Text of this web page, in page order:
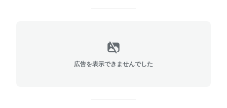
広告を表示できませんでした